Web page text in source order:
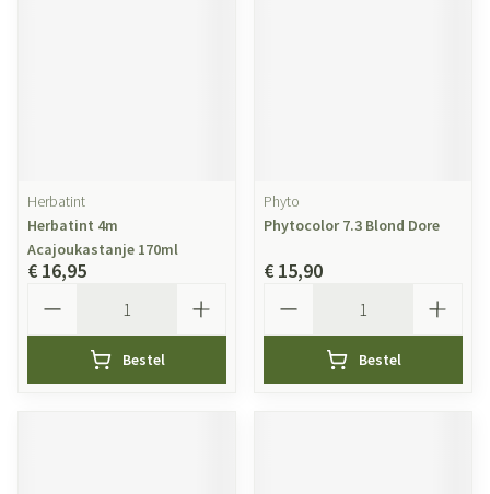
Herbatint
Herbatint 4m
Acajoukastanje 170ml
€ 16,95
Bestel
Phyto
Phytocolor 7.3 Blond Dore
€ 15,90
Bestel